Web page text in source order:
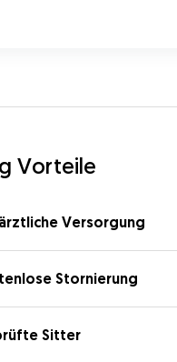
Vorteile
Versorgung
Stornierung
Sitter